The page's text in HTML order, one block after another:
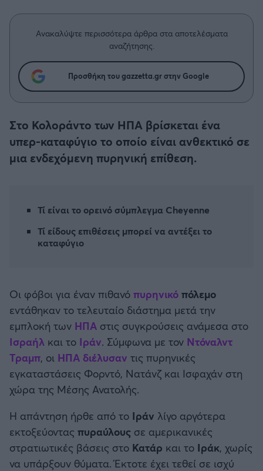
Άρης
ΟΦΗ
Ατρόμητος Αθηνών
Αστέρας Τρίπολης
Παναιτωλικός
Ηρακλής
Ατλέτικο Μαδρίτης
Μάντσεστερ Γιουνάιτεντ
Μάντσεστερ Σίτι
Μια Ιστορία από την Πόλη
Ανακαλύψτε περισσότερα άρθρα στα αποτελέσματα
αναζήτησης.
Προσθήκη του gazzetta.gr στην Google
Στο Κολοράντο των ΗΠΑ βρίσκεται ένα
υπερ-καταφύγιο το οποίο είναι ανθεκτικό σε
μια ενδεχόμενη πυρηνική επίθεση.
Τί είναι το ορεινό σύμπλεγμα Cheyenne
Τί είδους επιθέσεις μπορεί να αντέξει το
καταφύγιο
Οι φόβοι για έναν πιθανό πυρηνικό πόλεμο
εντάθηκαν το τελευταίο διάστημα μετά την
εμπλοκή των ΗΠΑ στις συγκρούσεις ανάμεσα στο
Ισραήλ και το Ιράν. Σύμφωνα με τον Ντόναλντ
Τραμπ, οι ΗΠΑ διέλυσαν τις πυρηνικές
εγκαταστάσεις Φορντό, Νατάνζ και Ισφαχάν στη
χώρα της Μέσης Ανατολής.
Η απάντηση ήρθε από το Ιράν λίγο αργότερα
εκτοξεύοντας πυραύλους σε αμερικανικές
στρατιωτικές βάσεις στο Κατάρ και το Ιράκ, χωρίς
να υπάρξουν θύματα. Έκτοτε έχει τεθεί σε ισχύ